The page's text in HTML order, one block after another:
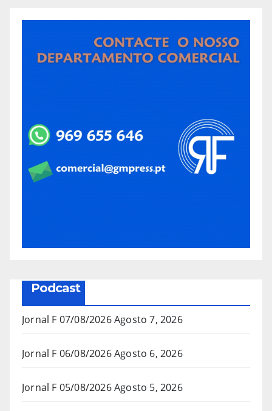
Podcast
Jornal F 07/08/2026Agosto 7, 2026
Jornal F 06/08/2026Agosto 6, 2026
Jornal F 05/08/2026Agosto 5, 2026